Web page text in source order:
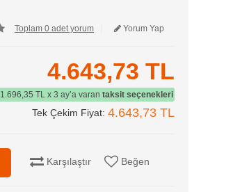
Toplam 0 adet yorum Yorum Yap
4.643,73 TL
1.696,35 TL x 3 ay’a varan taksit seçenekleri
Tek Çekim Fiyat: 4.643,73 TL
Karşılaştır Beğen